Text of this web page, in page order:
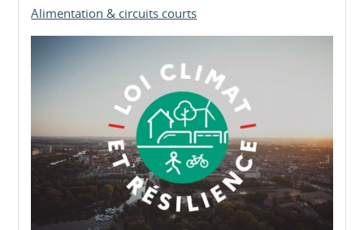
Alimentation & circuits courts